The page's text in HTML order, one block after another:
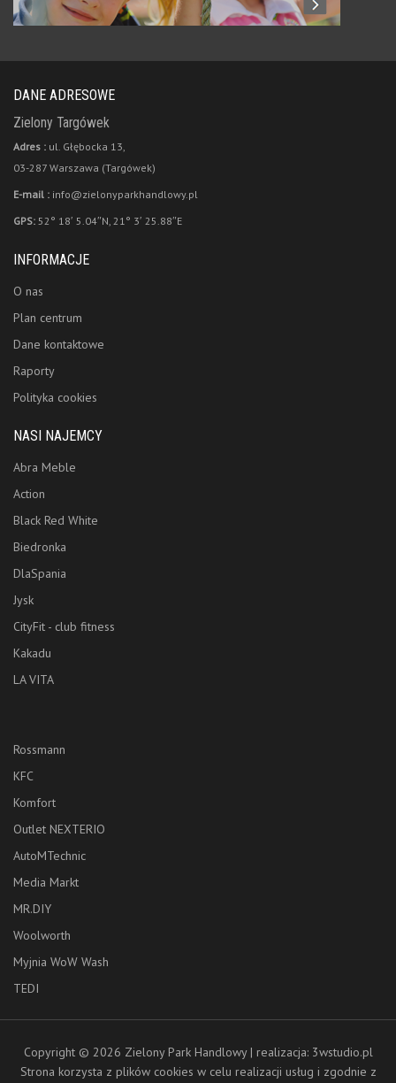
DANE ADRESOWE
Zielony Targówek
Adres : ul. Głębocka 13,
03-287 Warszawa (Targówek)
E-mail : info@zielonyparkhandlowy.pl
GPS: 52° 18′ 5.04″N, 21° 3′ 25.88″E
INFORMACJE
O nas
Plan centrum
Dane kontaktowe
Raporty
Polityka cookies
NASI NAJEMCY
Abra Meble
Action
Black Red White
Biedronka
DlaSpania
Jysk
CityFit - club fitness
Kakadu
LA VITA
Rossmann
KFC
Komfort
Outlet NEXTERIO
AutoMTechnic
Media Markt
MR.DIY
Woolworth
Myjnia WoW Wash
TEDI
Copyright © 2026 Zielony Park Handlowy | realizacja: 3wstudio.pl
Strona korzysta z plików cookies w celu realizacji usług i zgodnie z